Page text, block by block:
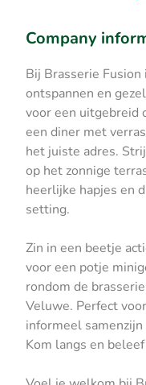
Company
Bij Brasserie
ontspannen en
voor een uitgebreid
een diner met
het juiste adres.
op het zonnige
heerlijke hapjes en
setting.
Zin in een beetje
voor een potje
rondom de
Veluwe. Perfect
informeel
Kom langs en